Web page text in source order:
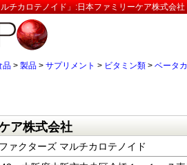
チカロテノイド」:日本ファミリーケア株式会
品 > 製品 > サプリメント > ビタミン類 > ベータ
ア株式会社
ァクターズ マルチカロテノイド